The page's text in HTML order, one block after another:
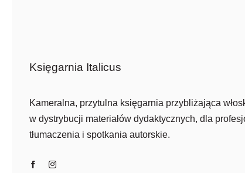
Księgarnia Italicus
Kameralna, przytulna księgarnia przybliżająca
w dystrybucji materiałów dydaktycznych, dla
tłumaczenia i spotkania autorskie.